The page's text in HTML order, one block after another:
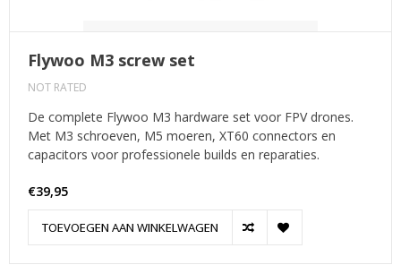
Flywoo M3 screw set
NOT RATED
De complete Flywoo M3 hardware set voor FPV drones.
Met M3 schroeven, M5 moeren, XT60 connectors en
capacitors voor professionele builds en reparaties.
€39,95
TOEVOEGEN AAN WINKELWAGEN